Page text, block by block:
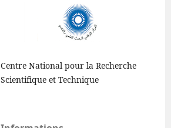
Centre National pour la Recherche
Scientifique et Technique